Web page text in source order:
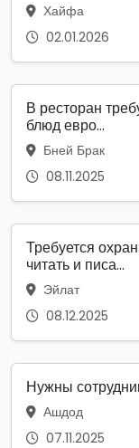
Хайфа
02.01.2026
В ресторан
блюд евро...
Бней Брак
08.11.2025
Требуется
читать и писа...
Эйлат
08.12.2025
Нужны
Ашдод
07.11.2025